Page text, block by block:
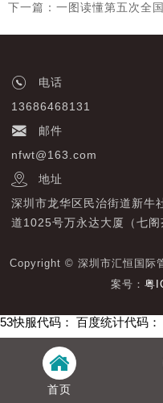
下一篇：一图读懂第五次全
电话
13686468131
邮件
nfwt@163.com
地址
深圳市龙华区民治街道新牛
道1025号万永达大厦（七阁
Copyright © 深圳市汇恒国际
案号： 粤
首页
53快服代码： 百度统计代码：